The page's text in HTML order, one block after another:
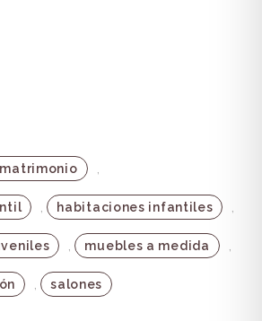
,
, habitaciones infantiles ,
, muebles a medida ,
, salones